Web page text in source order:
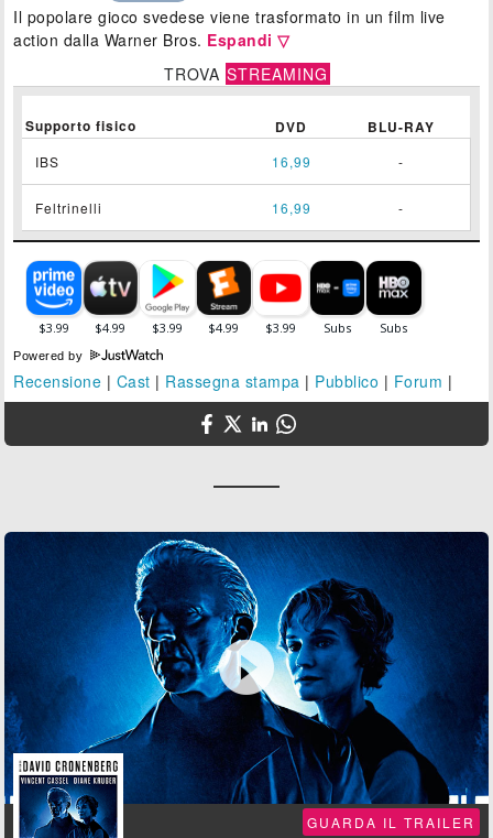
Il popolare gioco svedese viene trasformato in un film live
action dalla Warner Bros. Espandi ▽
TROVA STREAMING
Supporto fisico DVD BLU-RAY
IBS 16,99 -
Feltrinelli 16,99 -
Powered by
Recensione | Cast | Rassegna stampa | Pubblico | Forum |

GUARDA IL TRAILER